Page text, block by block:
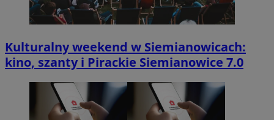
Kulturalny weekend w Siemianowicach:
kino, szanty i Pirackie Siemianowice 7.0